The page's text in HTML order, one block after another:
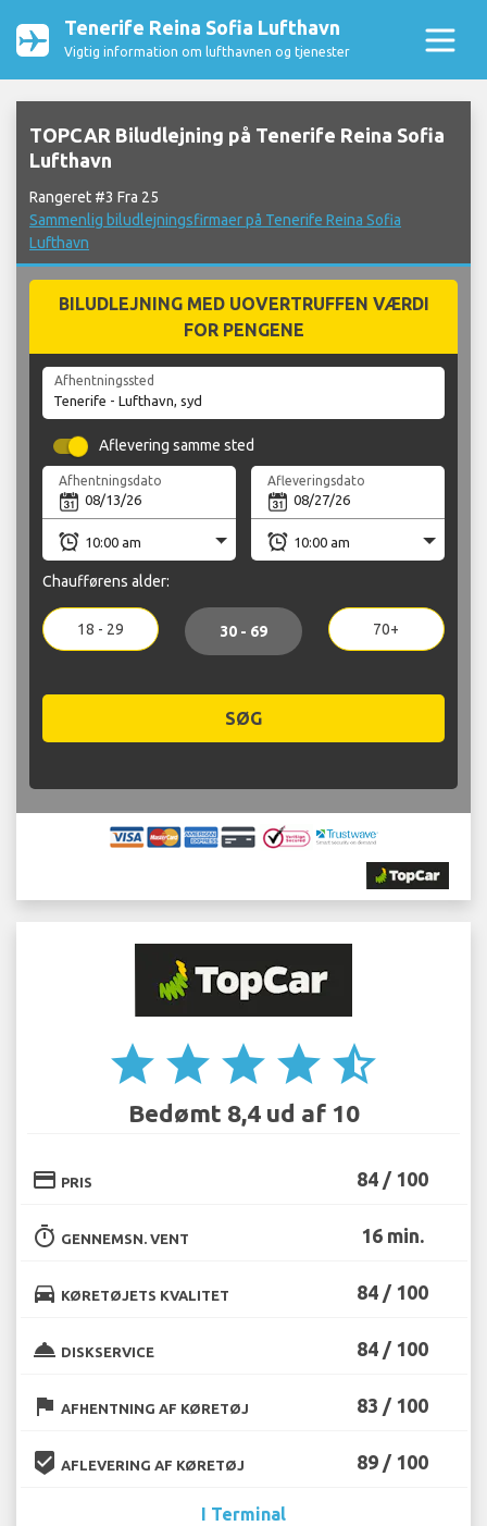
Tenerife Reina Sofia Lufthavn
Vigtig information om lufthavnen og tjenester
TOPCAR Biludlejning på Tenerife Reina Sofia
Lufthavn
Rangeret #3 Fra 25
Sammenlig biludlejningsfirmaer på Tenerife Reina Sofia
Lufthavn
BILUDLEJNING MED UOVERTRUFFEN VÆRDI
FOR PENGENE
Afhentningssted
Aflevering samme sted
Afhentningsdato Afleveringsdato
Chaufførens alder:
18 - 29 30 - 69 70+
SØG
star star star star star_half
Bedømt 8,4 ud af 10
credit_card PRIS 84 / 100
timer GENNEMSN. VENT 16 min.
directions_car KØRETØJETS KVALITET 84 / 100
room_service DISKSERVICE 84 / 100
flag AFHENTNING AF KØRETØJ 83 / 100
beenhere AFLEVERING AF KØRETØJ 89 / 100
I Terminal